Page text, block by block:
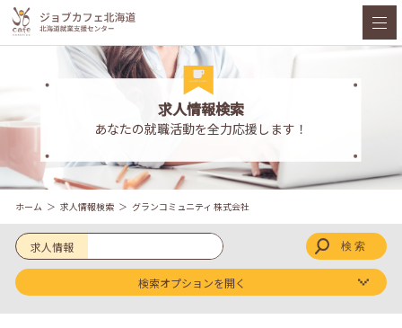
求人情報検索
あなたの就職活動を全力応援します！
ホーム 求人情報検索 グランコミュニティ 株式会社
求人情報
検索オプションを開く